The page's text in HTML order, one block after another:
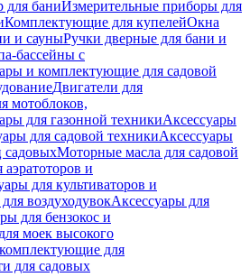
для баниИзмерительные приборы для
Комплектующие для купелейОкна
и сауныРучки дверные для бани и
бассейны с
и комплектующие для садовой
Двигатели для
мотоблоков,
для газонной техникиАксессуары
для садовой техникиАксессуары
садовыхМоторные масла для садовой
и
для культиваторов и
воздуходувокАксессуары для
для бензокос и
моек высокого
для
для садовых